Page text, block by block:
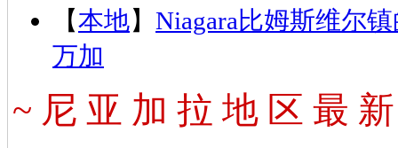
【本地】 Niagara比姆斯维尔
万加
~ 尼 亚 加 拉 地 区 最